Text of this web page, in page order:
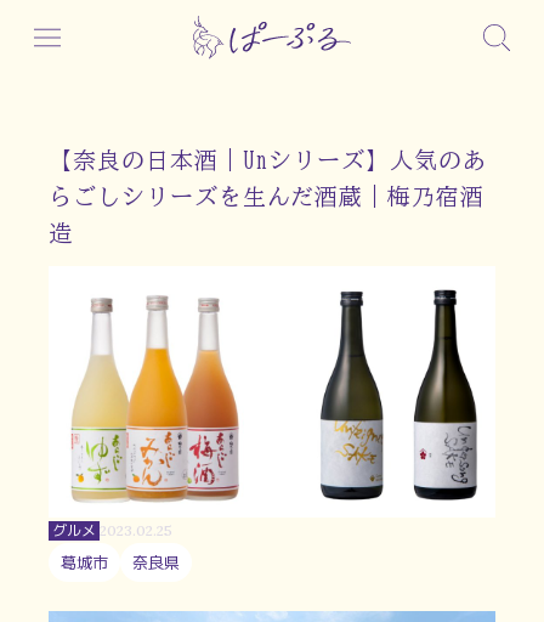
【奈良の日本酒｜Unシリーズ】人気のあ
らごしシリーズを生んだ酒蔵｜梅乃宿酒
造
グルメ 2023.02.25
葛城市 奈良県